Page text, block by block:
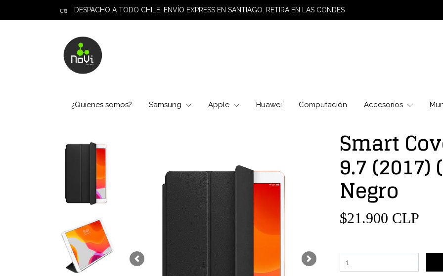
DESPACHO A TODO CHILE, ENVÍO EXPRESS EN SANTIAGO. RETIRA EN LAS CONDES
¿Quienes somos? Samsung Apple Huawei Computación Accesorios
Previous Next
Smart
9.7 (2017)
Negro
$21.900 CLP